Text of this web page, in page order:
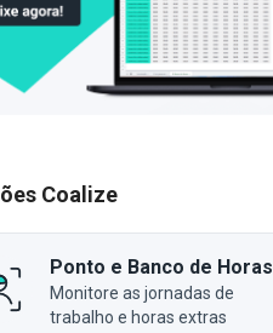
Coalize
Ponto e Banco de Horas
Monitore as jornadas de
trabalho e horas extras